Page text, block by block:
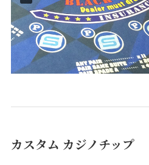
カスタム カジノチップ